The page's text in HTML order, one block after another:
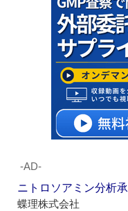
‐AD‐
ニトロソアミン分析
蝶理株式会社